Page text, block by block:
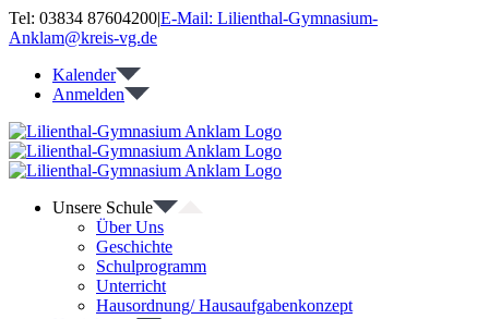
Zum
Inhalt
Tel: 03834 87604200|E-Mail: Lilienthal-Gymnasium-
Anklam@kreis-vg.de
Kalender
Anmelden
Unsere Schule
Über Uns
Geschichte
Schulprogramm
Unterricht
Hausordnung/ Hausaufgabenkonzept